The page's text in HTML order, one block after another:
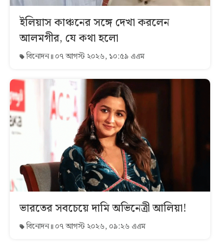
ইলিয়াস কাঞ্চনের সঙ্গে দেখা করলেন
আলমগীর, যে কথা হলো
বিনোদন ০৭ আগস্ট ২০২৬, ১০:৫৯ এএম
ভারতের সবচেয়ে দামি অভিনেত্রী আলিয়া!
বিনোদন ০৭ আগস্ট ২০২৬, ০৯:২৬ এএম